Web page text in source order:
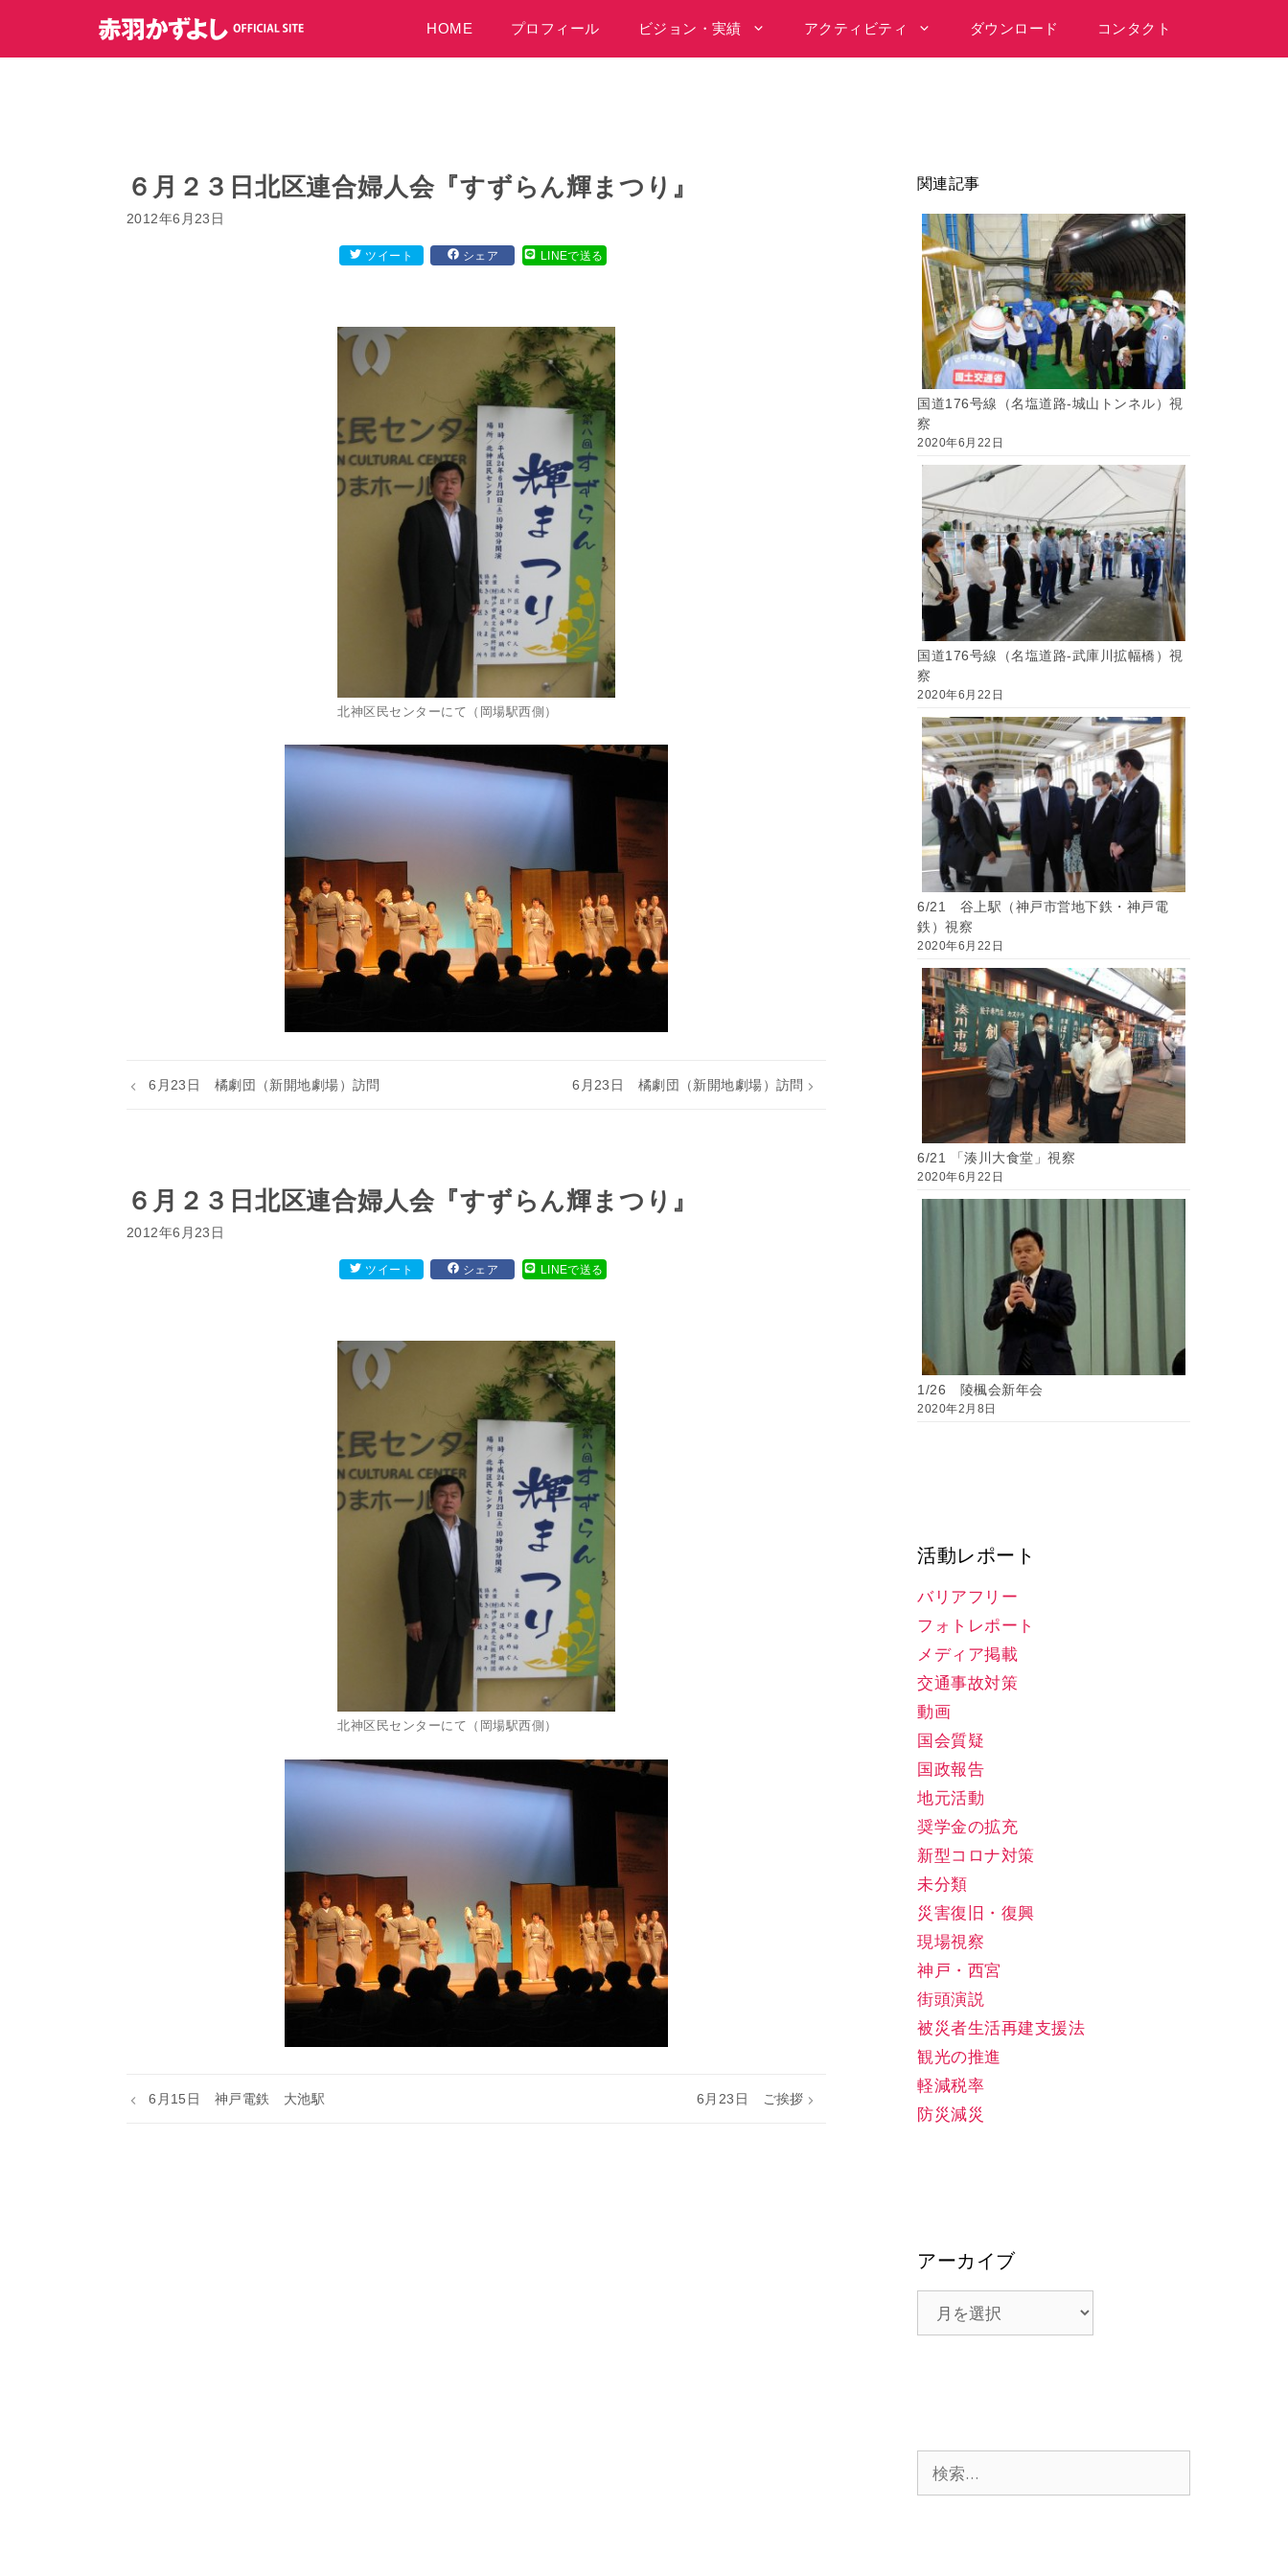
テ
HOME プロフィール ビジョン・実績 アクティビティ ダウンロード コンタクト
６月２３日北区連合婦人会『すずらん輝まつり』
2012年6月23日
ツイート シェア LINEで送る
北神区民センターにて（岡場駅西側）
6月23日 橘劇団（新開地劇場）訪問 6月23日 橘劇団（新開地劇場）訪問
６月２３日北区連合婦人会『すずらん輝まつり』
2012年6月23日
ツイート シェア LINEで送る
北神区民センターにて（岡場駅西側）
6月15日 神戸電鉄 大池駅 6月23日 ご挨拶
関連記事
国道176号線（名塩道路-城山トンネル）視
察
2020年6月22日
国道176号線（名塩道路-武庫川拡幅橋）視
察
2020年6月22日
6/21 谷上駅（神戸市営地下鉄・神戸電
鉄）視察
2020年6月22日
6/21 「湊川大食堂」視察
2020年6月22日
1/26 陵楓会新年会
2020年2月8日
活動レポート
バリアフリー
フォトレポート
メディア掲載
交通事故対策
動画
国会質疑
国政報告
地元活動
奨学金の拡充
新型コロナ対策
未分類
災害復旧・復興
現場視察
神戸・西宮
街頭演説
被災者生活再建支援法
観光の推進
軽減税率
防災減災
アーカイブ
索: